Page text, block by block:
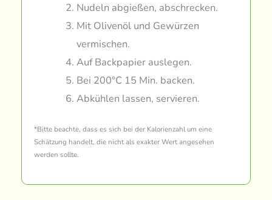
Nudeln abgießen, abschrecken.
Mit Olivenöl und Gewürzen
vermischen.
Auf Backpapier auslegen.
Bei 200°C 15 Min. backen.
Abkühlen lassen, servieren.
*Bitte beachte, dass es sich bei der Kalorienzahl um eine
Schätzung handelt, die nicht als exakter Wert angesehen
werden sollte.